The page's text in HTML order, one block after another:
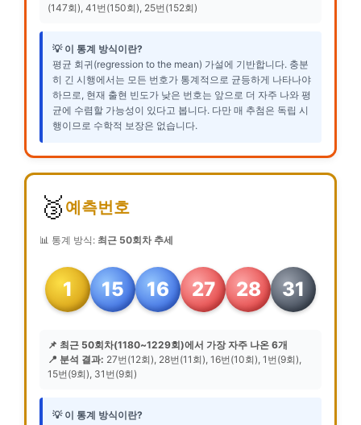
(147회), 41번(150회), 25번(152회)
💡 이 통계 방식이란?
평균 회귀(regression to the mean) 가설에 기반합니다. 충분
히 긴 시행에서는 모든 번호가 통계적으로 균등하게 나타나야
하므로, 현재 출현 빈도가 낮은 번호는 앞으로 더 자주 나와 평
균에 수렴할 가능성이 있다고 봅니다. 다만 매 추첨은 독립 시
행이므로 수학적 보장은 없습니다.
🥉 예측번호
📊 통계 방식: 최근 50회차 추세
1 15 16 27 28 31
📌 최근 50회차(1180~1229회)에서 가장 자주 나온 6개
📍 분석 결과: 27번(12회), 28번(11회), 16번(10회), 1번(9회),
15번(9회), 31번(9회)
💡 이 통계 방식이란?